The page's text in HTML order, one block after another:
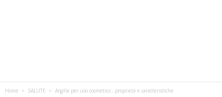
Home SALUTE Argilla per uso cosmetico:; proprietà e caratteristiche